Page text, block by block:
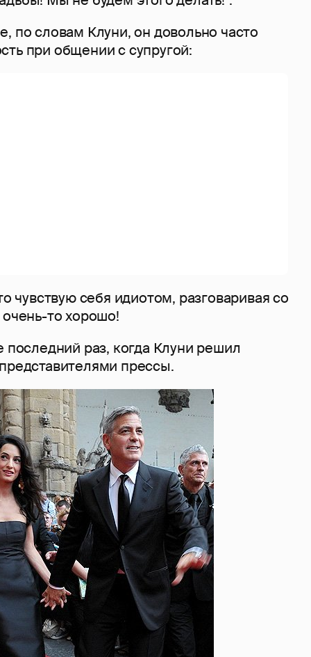
по словам Клуни, он довольно часто
при общении с супругой:
чувствую себя идиотом, разговаривая со
то хорошо!
последний раз, когда Клуни решил
прессы.